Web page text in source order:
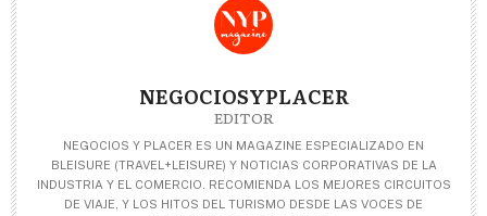
NEGOCIOSYPLACER
EDITOR
NEGOCIOS Y PLACER ES UN MAGAZINE ESPECIALIZADO EN
BLEISURE (TRAVEL+LEISURE) Y NOTICIAS CORPORATIVAS DE LA
INDUSTRIA Y EL COMERCIO. RECOMIENDA LOS MEJORES CIRCUITOS
DE VIAJE, Y LOS HITOS DEL TURISMO DESDE LAS VOCES DE